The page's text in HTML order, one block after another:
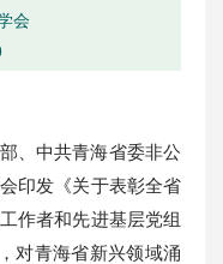
会
、中共青海省委非公
印发《关于表彰全省
作者和先进基层党组
对青海省新兴领域涌